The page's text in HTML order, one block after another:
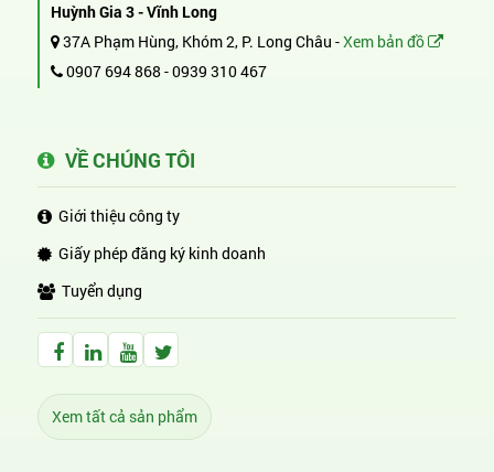
Huỳnh Gia 3 - Vĩnh Long
37A Phạm Hùng, Khóm 2, P. Long Châu -Xem bản đồ
0907 694 868 -0939 310 467
VỀ CHÚNG TÔI
Giới thiệu công ty
Giấy phép đăng ký kinh doanh
Tuyển dụng
Facebook Huỳnh Gia Alpha
LinkedIn Huỳnh Gia Alpha
YouTube Huỳnh Gia Alpha
Twitter Huỳnh Gia Alpha
Xem tất cả sản phẩm